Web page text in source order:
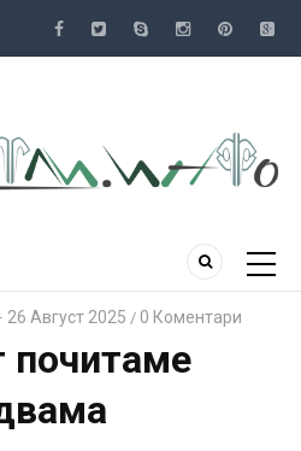
26 Август 2025 / 0 Коментари
почитаме